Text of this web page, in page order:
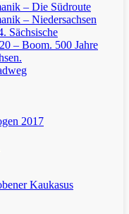
– Die Südroute
– Niedersachsen
Sächsische
– Boom. 500 Jahre
2017
Kaukasus